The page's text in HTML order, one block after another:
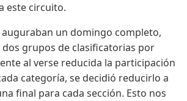
este circuito.
auguraban un domingo completo,
dos grupos de clasificatorias por
al verse reducida la participación
categoría, se decidió reducirlo a
final para cada sección. Esto nos